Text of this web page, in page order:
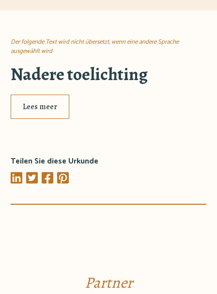
Der folgende Text wird nicht übersetzt, wenn eine andere Sprache
ausgewählt wird
Nadere toelichting
Lees meer
Teilen Sie diese Urkunde
Partner